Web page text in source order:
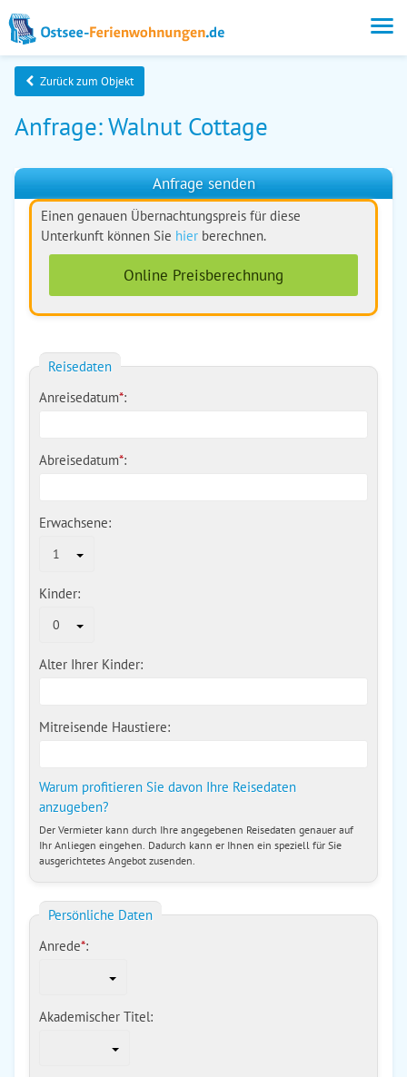
Zurück zum Objekt
Anfrage: Walnut Cottage
Anfrage senden
Einen genauen Übernachtungspreis für diese
Unterkunft können Sie hier berechnen.
Online Preisberechnung
Reisedaten
Anreisedatum*:
Abreisedatum*:
Erwachsene:
1
Kinder:
0
Alter Ihrer Kinder:
Mitreisende Haustiere:
Warum profitieren Sie davon Ihre Reisedaten
anzugeben?
Der Vermieter kann durch Ihre angegebenen Reisedaten genauer auf
Ihr Anliegen eingehen. Dadurch kann er Ihnen ein speziell für Sie
ausgerichtetes Angebot zusenden.
Persönliche Daten
Anrede*:
Akademischer Titel: